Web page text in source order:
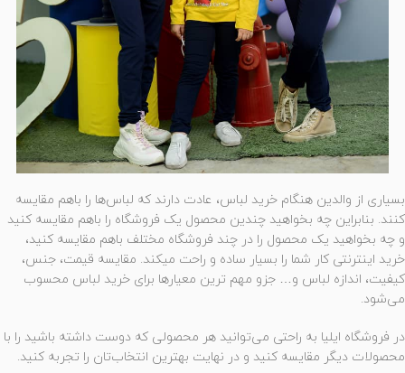
بسیاری از والدین هنگام خرید لباس، عادت دارند که لباس‌ها را باهم مقایسه
کنند. بنابراین چه بخواهید چندین محصول یک فروشگاه را باهم مقایسه کنید
و چه بخواهید یک محصول را در چند فروشگاه مختلف باهم مقایسه کنید،
خرید اینترنتی کار شما را بسیار ساده و راحت میکند. مقایسه قیمت، جنس،
کیفیت، اندازه لباس و… جزو مهم ترین معیارها برای خرید لباس محسوب
می‌شود.
در فروشگاه ایلیا به راحتی می‌توانید هر محصولی که دوست داشته باشید را با
محصولات دیگر مقایسه کنید و در نهایت بهترین انتخاب‌تان را تجربه کنید.